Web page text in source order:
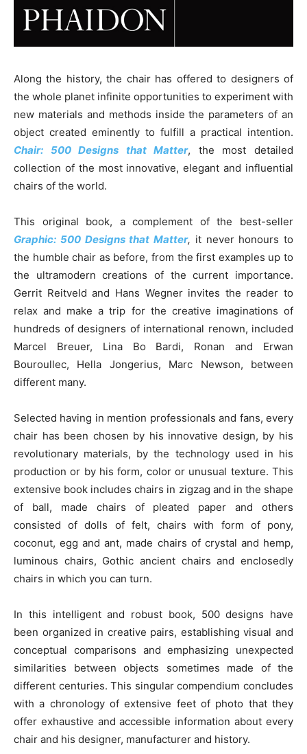
Along the history, the chair has offered to designers of
the whole planet infinite opportunities to experiment with
new materials and methods inside the parameters of an
object created eminently to fulfill a practical intention.
Chair: 500 Designs that Matter, the most detailed
collection of the most innovative, elegant and influential
chairs of the world.
This original book, a complement of the best-seller
Graphic: 500 Designs that Matter, it never honours to
the humble chair as before, from the first examples up to
the ultramodern creations of the current importance.
Gerrit Reitveld and Hans Wegner invites the reader to
relax and make a trip for the creative imaginations of
hundreds of designers of international renown, included
Marcel Breuer, Lina Bo Bardi, Ronan and Erwan
Bouroullec, Hella Jongerius, Marc Newson, between
different many.
Selected having in mention professionals and fans, every
chair has been chosen by his innovative design, by his
revolutionary materials, by the technology used in his
production or by his form, color or unusual texture. This
extensive book includes chairs in zigzag and in the shape
of ball, made chairs of pleated paper and others
consisted of dolls of felt, chairs with form of pony,
coconut, egg and ant, made chairs of crystal and hemp,
luminous chairs, Gothic ancient chairs and enclosedly
chairs in which you can turn.
In this intelligent and robust book, 500 designs have
been organized in creative pairs, establishing visual and
conceptual comparisons and emphasizing unexpected
similarities between objects sometimes made of the
different centuries. This singular compendium concludes
with a chronology of extensive feet of photo that they
offer exhaustive and accessible information about every
chair and his designer, manufacturer and history.